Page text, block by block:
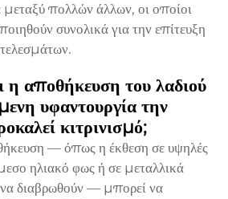
πολλών άλλων, οι οποίοι
συνολικά για την επίτευξη
η αποθήκευση του λαδιού
υφαντουργία την
κιτρινισμό;
— όπως η έκθεση σε υψηλές
ηλιακό φως ή σε μεταλλικά
να διαβρωθούν — μπορεί να